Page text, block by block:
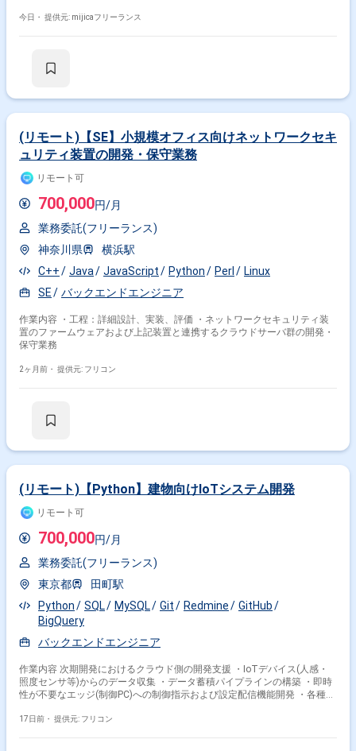
す。 ・PHPによるゲームのサーバーサイド設計・開発・運用 ・カスタマー
今日・ 提供元: mijicaフリーランス
(リモート)【SE】小規模オフィス向けネットワークセキ
ュリティ装置の開発・保守業務
リモート可
700,000円/月
業務委託(フリーランス)
神奈川県
横浜駅
C++
Java JavaScript Python Perl
Linux
SE
バックエンドエンジニア
作業内容 ・工程：詳細設計、実装、評価 ・ネットワークセキュリティ装
置のファームウェアおよび上記装置と連携するクラウドサーバ群の開発・
保守業務
2ヶ月前・ 提供元: フリコン
(リモート)【Python】建物向けIoTシステム開発
リモート可
700,000円/月
業務委託(フリーランス)
東京都
田町駅
Python
SQL MySQL Git Redmine
GitHub
BigQuery
バックエンドエンジニア
作業内容 次期開発におけるクラウド側の開発支援 ・IoTデバイス(人感・
照度センサ等)からのデータ収集 ・データ蓄積パイプラインの構築 ・即時
性が不要なエッジ(制御PC)への制御指示および設定配信機能開発 ・各種管
計〜開発〜テスト〜導入およびプロトタイピング
17日前・ 提供元: フリコン